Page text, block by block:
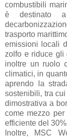
combustibili
è destinato
trasporto
emissioni locali
zolfo e riduce gli
inoltre un ruolo
climatici, in
aprendo la
sostenibili, tra
dimostrativa a
come mezzo
efficiente del
Inoltre, MSC